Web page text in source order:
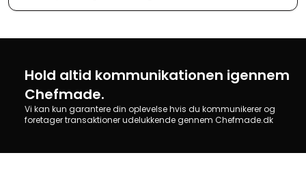
Hold altid kommunikationen igennem
Chefmade.
Vi kan kun garantere din oplevelse hvis du kommunikerer og
foretager transaktioner udelukkende gennem Chefmade.dk